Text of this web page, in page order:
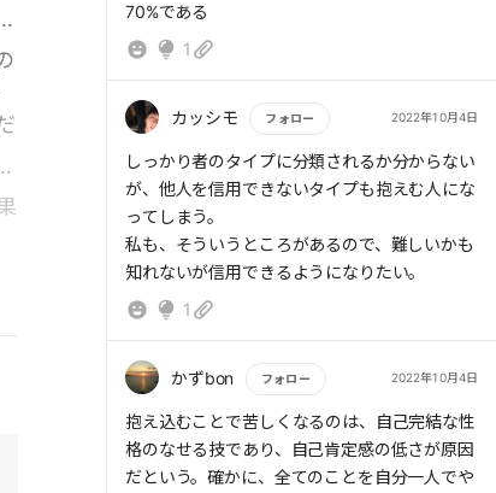
れた人の能力を認め、その人の自己肯定感を高
めることにもつながる。他力本願くらいでちょ
とで他人への影響を考えると、心が軽くなる。
新しい発見。
70%である
1
カッシモ フォロー 2022年10月4日
もっと読む
しっかり者のタイプに分類されるか分からない
が、他人を信用できないタイプも抱えむ人にな
ってしまう。
私も、そういうところがあるので、難しいかも
知れないが信用できるようになりたい。
1
かずbon フォロー 2022年10月4日
もっと読む
抱え込むことで苦しくなるのは、自己完結な性
格のなせる技であり、自己肯定感の低さが原因
だという。確かに、全てのことを自分一人でや